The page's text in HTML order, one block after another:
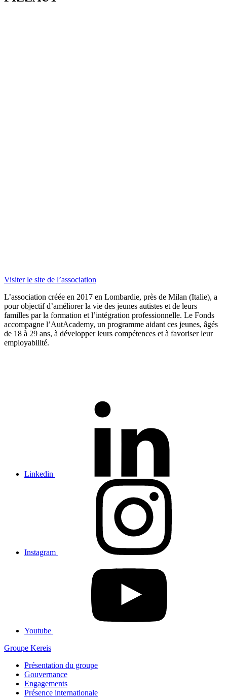
Visiter le site de l’association
L’association créée en 2017 en Lombardie, près de Milan (Italie), a
pour objectif d’améliorer la vie des jeunes autistes et de leurs
familles par la formation et l’intégration professionnelle. Le Fonds
accompagne l’AutAcademy, un programme aidant ces jeunes, âgés
de 18 à 29 ans, à développer leurs compétences et à favoriser leur
employabilité.
Linkedin
Instagram
Youtube
Groupe Kereis
Présentation du groupe
Gouvernance
Engagements
Présence internationale